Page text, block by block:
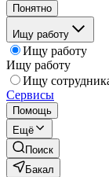
Понятно
Ищу работу
Ищу работу
Ищу работу
Ищу
Сервисы
Помощь
Ещё
Поиск
Бакал